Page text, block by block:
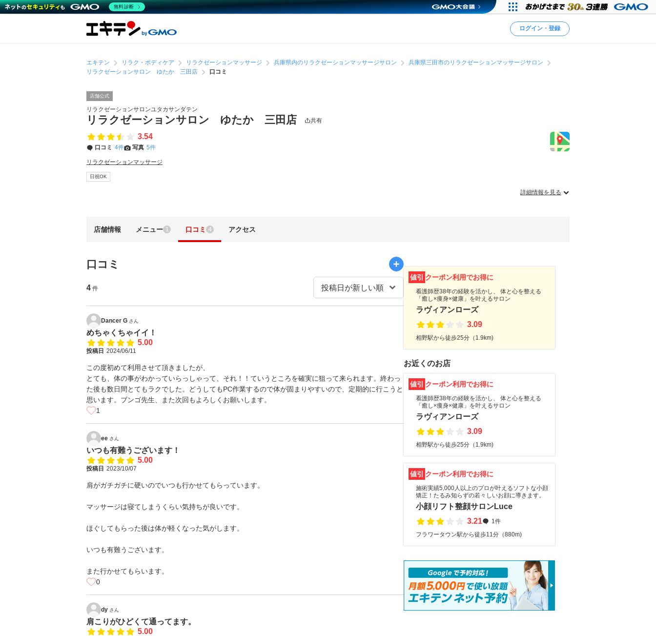
ログイン・登録
エキテン リラク・ボディケア リラクゼーションマッサージ 兵庫県内のリラクゼーションマッサージサロン
兵庫県三田市のリラクゼーションマッサージサロン
リラクゼーションサロン ゆたか 三田店
口コミ
店舗公式
リラクゼーションサロンユタカサンダテン
リラクゼーションサロン ゆたか 三田店 共有
3.54
口コミ 4件 写真 5件
リラクゼーションマッサージ
日祝OK
詳細情報を見る
店舗情報 メニュー 1 口コミ 4 アクセス
口コミ
4 件
Dancer G さん
めちゃくちゃイイ！
5.00
投稿日 2024/06/11
この度初めて利用させて頂きましたが、
とても、体の事がわかっていらっしゃって、それ！！ていうところを確実に狙って来られます。終わっ
た後も数日間とてもラクでした。どうしてもPC作業するので体が固まりやすいので、定期的に行こうと
思います。ブンゴ先生、また次回もよろしくお願いします。
1
ee さん
いつも有難うございます！
5.00
投稿日 2023/10/07
肩がガチガチに硬いのでいつも行かせてもらっています。
マッサージは寝てしまうくらい気持ちが良いです。
ほぐしてもらった後は体が軽くなった気がします。
いつも有難うございます。
また行かせてもらいます。
0
dy さん
肩こりがひどくて通ってます。
5.00
値引 クーポン利用でお得に
看護師歴38年の経験を活かし、 体と心を整える
「癒し×痩身×健康」を叶えるサロン
ラヴィアンローズ
3.09
相野駅から徒歩25分（1.9km)
お近くのお店
値引 クーポン利用でお得に
看護師歴38年の経験を活かし、 体と心を整える
「癒し×痩身×健康」を叶えるサロン
ラヴィアンローズ
3.09
相野駅から徒歩25分（1.9km)
値引 クーポン利用でお得に
施術実績5,000人以上のプロが叶えるソフトな小顔
矯正！たるみ知らずの若々しいお顔に導きます。
小顔リフト整顔サロンLuce
3.21
1件
フラワータウン駅から徒歩11分（880m)
無料診断